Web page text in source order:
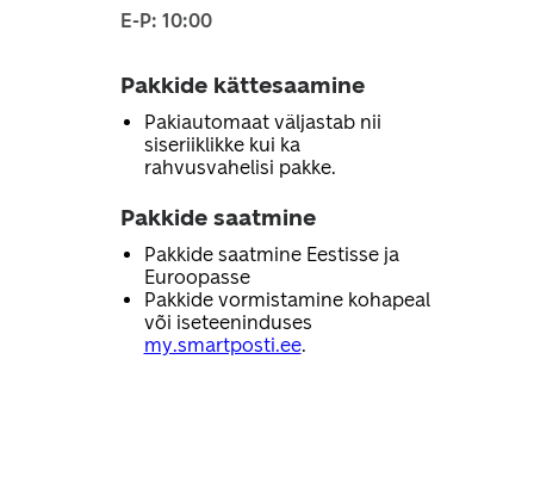
E-P: 10:00
Pakkide kättesaamine
Pakiautomaat väljastab nii
siseriiklikke kui ka
rahvusvahelisi pakke.
Pakkide saatmine
Pakkide saatmine Eestisse ja
Euroopasse
Pakkide vormistamine kohapeal
või iseteeninduses
my.smartposti.ee.